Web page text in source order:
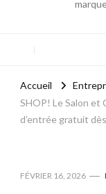
Accueil
SHOP! Le Salon et
d’entrée gratuit
FÉVRIER 16, 2026